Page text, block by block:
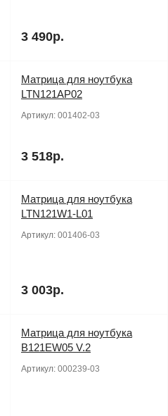
3 490р.
Матрица для ноутбука
LTN121AP02
Артикул: 001402-03
3 518р.
Матрица для ноутбука
LTN121W1-L01
Артикул: 001406-03
3 003р.
Матрица для ноутбука
B121EW05 V.2
Артикул: 000239-03